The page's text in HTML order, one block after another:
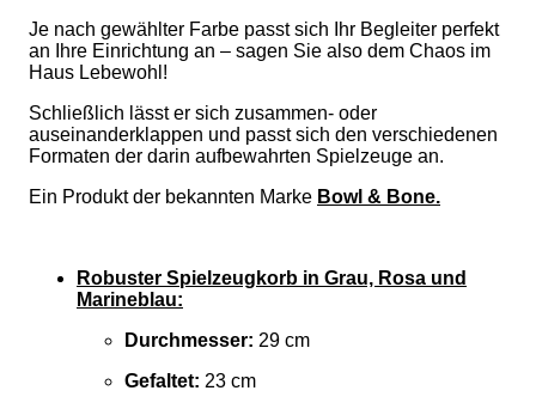
Je nach gewählter Farbe passt sich Ihr Begleiter perfekt
an Ihre Einrichtung an – sagen Sie also dem Chaos im
Haus Lebewohl!
Schließlich lässt er sich zusammen- oder
auseinanderklappen und passt sich den verschiedenen
Formaten der darin aufbewahrten Spielzeuge an.
Ein Produkt der bekannten Marke Bowl & Bone.
Robuster Spielzeugkorb in Grau, Rosa und
Marineblau:
Durchmesser: 29 cm
Gefaltet: 23 cm